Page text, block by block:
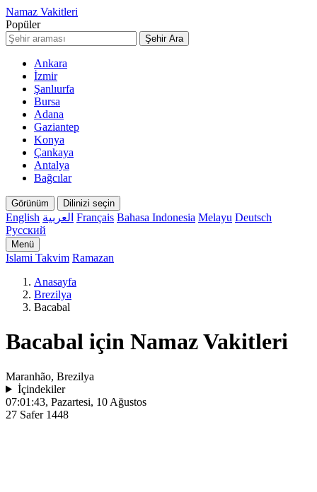
Namaz Vakitleri
Popüler
Şehir Ara
Ankara
İzmir
Şanlıurfa
Bursa
Adana
Gaziantep
Konya
Çankaya
Antalya
Bağcılar
Görünüm Dilinizi seçin
English العربية Français Bahasa Indonesia Melayu Deutsch
Русский
Menü
Islami Takvim Ramazan
Anasayfa
Brezilya
Bacabal
Bacabal için Namaz Vakitleri
Maranhão, Brezilya
İçindekiler
07:01:43, Pazartesi, 10 Ağustos
27 Safer 1448